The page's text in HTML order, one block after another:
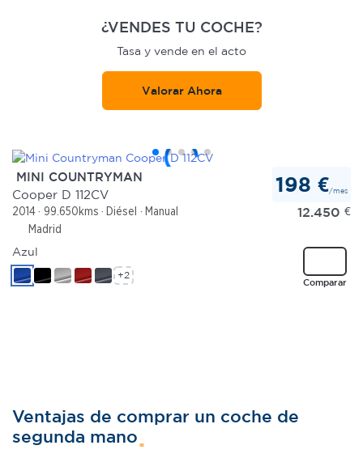
¿VENDES TU COCHE?
Tasa y vende en el acto
Valorar Ahora
MINI COUNTRYMAN
Cooper D 112CV
2014 99.650kms Diésel
Manual
Madrid
198 €/mes
12.450 €
Comparar
Azul
+2
Ventajas de comprar un coche de
segunda mano